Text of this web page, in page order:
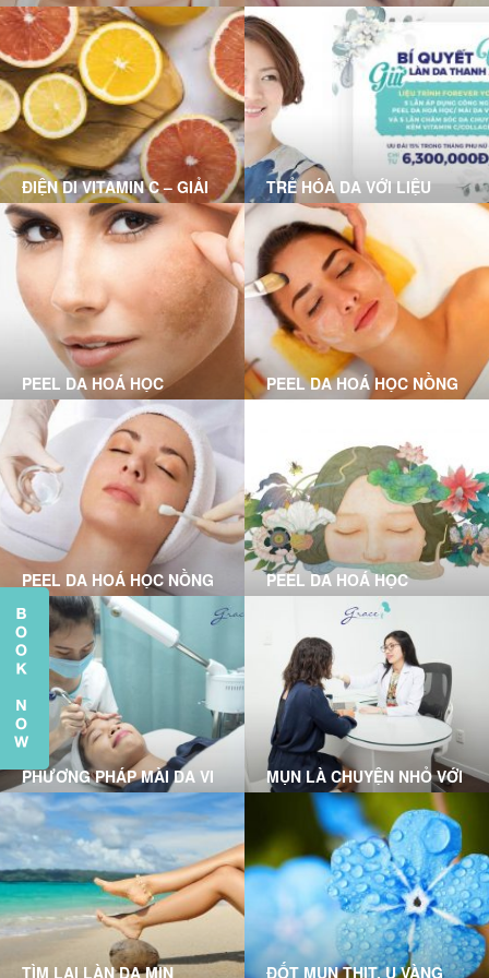
RỖ MỤN NÀO PHÙ HỢP
VỚI BẠN?
ĐIỆN DI VITAMIN C – GIẢI
PHÁP CHO LÀN DA HƯ
TỔN
TRẺ HÓA DA VỚI LIỆU
TRÌNH FOREVER YOUNG
PEEL DA HOÁ HỌC
CHUYÊN SÂU LÀ GÌ?
PEEL DA HOÁ HỌC NỒNG
ĐỘ VỪA LÀ GÌ?
PEEL DA HOÁ HỌC NỒNG
ĐỘ NHẸ LÀ GÌ?
PEEL DA HOÁ HỌC
PHƯƠNG PHÁP MÀI DA VI
ĐIỂM
MICRODERMABRASION
TẠI GRACE SKINCARE
CLINIC
MỤN LÀ CHUYỆN NHỎ VỚI
LIỆU TRÌNH CLEAR SKIN
TẠI GRACE SKINCARE
CLINIC
TÌM LẠI LÀN DA MỊN
ĐỐT MỤN THỊT, U VÀNG